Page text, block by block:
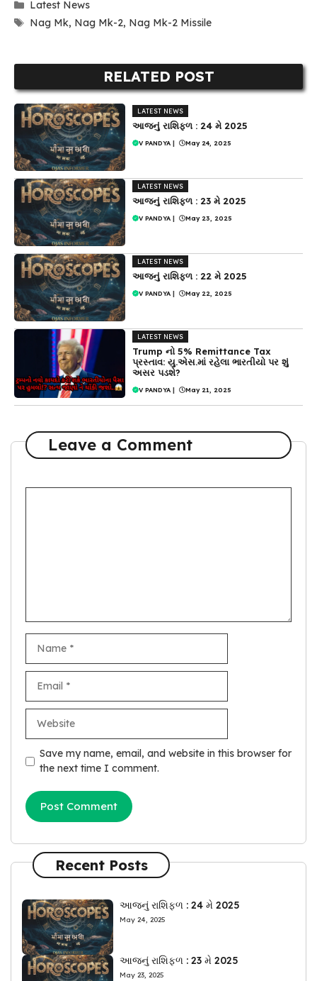
Categories
Latest News
Tags
Nag Mk, Nag Mk-2, Nag Mk-2 Missile
RELATED POST
LATEST NEWS
આજનું રાશિફળ : 24 મે 2025
V PANDYA | May 24, 2025
LATEST NEWS
આજનું રાશિફળ : 23 મે 2025
V PANDYA | May 23, 2025
LATEST NEWS
આજનું રાશિફળ : 22 મે 2025
V PANDYA | May 22, 2025
LATEST NEWS
Trump નો 5% Remittance Tax
પ્રસ્તાવ: યુ.એસ.માં રહેલા ભારતીયો પર શું
અસર પડશે?
V PANDYA | May 21, 2025
Leave a Comment
Save my name, email, and website in this browser for
the next time I comment.
Recent Posts
આજનું રાશિફળ : 24 મે 2025
May 24, 2025
આજનું રાશિફળ : 23 મે 2025
May 23, 2025